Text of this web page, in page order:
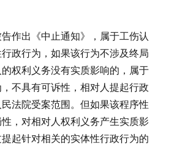
出《中止通知》，属于工伤认
政行为，如果该行为不涉及终局
权利义务没有实质影响的，属于
不具有可诉性，相对人提起行政
法院受案范围。但如果该程序性
，对相对人权利义务产生实质影
起针对相关的实体性行政行为的